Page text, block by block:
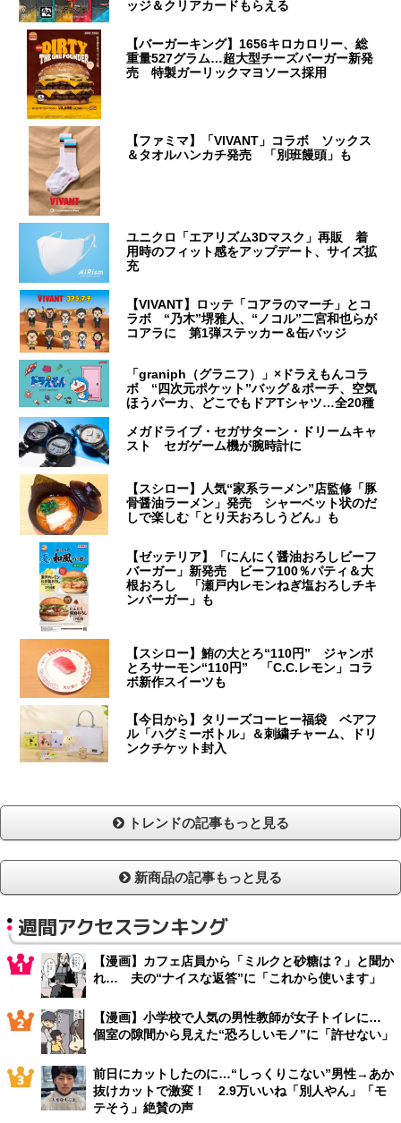
ッジ＆クリアカードもらえる
【バーガーキング】1656キロカロリー、総
重量527グラム…超大型チーズバーガー新発
売 特製ガーリックマヨソース採用
【ファミマ】「VIVANT」コラボ ソックス
＆タオルハンカチ発売 「別班饅頭」も
ユニクロ「エアリズム3Dマスク」再販 着
用時のフィット感をアップデート、サイズ拡
充
【VIVANT】ロッテ「コアラのマーチ」とコ
ラボ “乃木”堺雅人、“ノコル”二宮和也らが
コアラに 第1弾ステッカー＆缶バッジ
「graniph（グラニフ）」×ドラえもんコラ
ボ “四次元ポケット”バッグ＆ポーチ、空気
ほうパーカ、どこでもドアTシャツ…全20種
メガドライブ・セガサターン・ドリームキャ
スト セガゲーム機が腕時計に
【スシロー】人気“家系ラーメン”店監修「豚
骨醤油ラーメン」発売 シャーベット状のだ
しで楽しむ「とり天おろしうどん」も
【ゼッテリア】「にんにく醤油おろしビーフ
バーガー」新発売 ビーフ100％パティ＆大
根おろし 「瀬戸内レモンねぎ塩おろしチキ
ンバーガー」も
【スシロー】鮪の大とろ“110円” ジャンボ
とろサーモン“110円” 「C.C.レモン」コラ
ボ新作スイーツも
【今日から】タリーズコーヒー福袋 ベアフ
ル「ハグミーボトル」＆刺繍チャーム、ドリ
ンクチケット封入
トレンドの記事もっと見る
新商品の記事もっと見る
週間アクセスランキング
【漫画】カフェ店員から「ミルクと砂糖は？」と聞か
れ… 夫の“ナイスな返答”に「これから使います」
【漫画】小学校で人気の男性教師が女子トイレに…
個室の隙間から見えた“恐ろしいモノ”に「許せない」
前日にカットしたのに…“しっくりこない”男性→あか
抜けカットで激変！ 2.9万いいね「別人やん」「モ
テそう」絶賛の声